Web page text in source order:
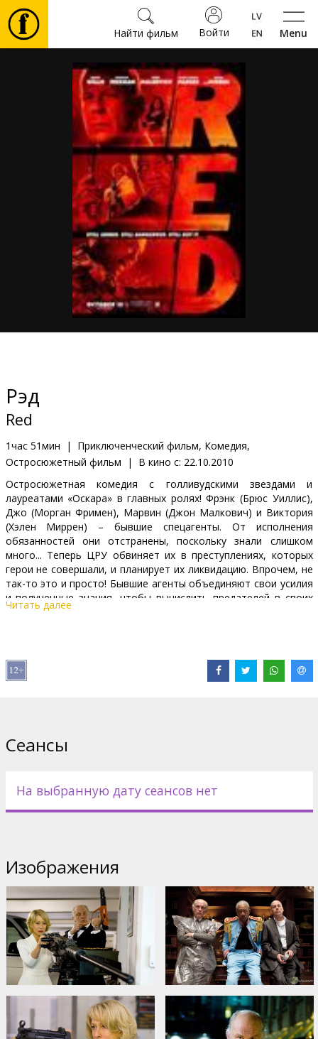
Menu
Войти
Найти фильм
Фильмы
Билеты
Культура
Мероприятия
Новости
Подарки
Кинозакуски
Клуб
Рэд
Red
1час 51мин |
Приключенческий фильм, Комедия,
Остросюжетный фильм
| В кино с: 22.10.2010
Остросюжетная комедия с голливудскими звездами и
лауреатами «Оскара» в главных ролях! Фрэнк (Брюс Уиллис),
Джо (Морган Фримен), Марвин (Джон Малкович) и Виктория
(Хэлен Миррен) – бывшие спецагенты. От исполнения
обязанностей они отстранены, поскольку знали слишком
много... Теперь ЦРУ обвиняет их в преступлениях, которых
герои не совершали, и планирует их ликвидацию. Впрочем, не
так-то это и просто! Бывшие агенты объединяют свои усилия
и полученные знания, чтобы вычислить предателей в своих
рядах, ворваться в главный штаб ЦРУ и предотвратить самый
Louise Parker, Helen Mirren
Продюсер: Lorenzo di Bonaventura
Фильм на английском языке с субтитрами на латышском и
русском языках.
Читать далее
Сеансы
На выбранную дату сеансов нет
Изображения